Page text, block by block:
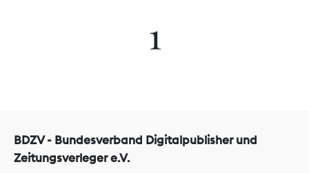
1
BDZV - Bundesverband Digitalpublisher und
Zeitungsverleger e.V.